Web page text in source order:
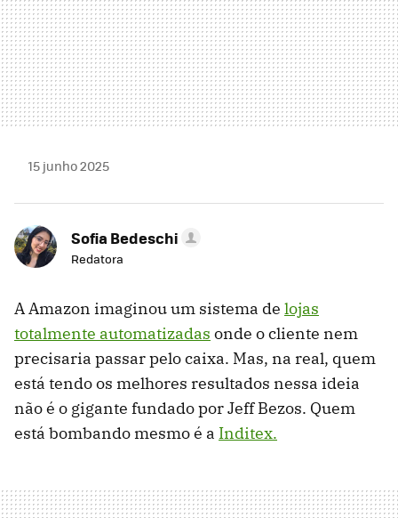
15 junho 2025
Sofia Bedeschi
Redatora
A Amazon imaginou um sistema de lojas
totalmente automatizadas onde o cliente nem
precisaria passar pelo caixa. Mas, na real, quem
está tendo os melhores resultados nessa ideia
não é o gigante fundado por Jeff Bezos. Quem
está bombando mesmo é a Inditex.